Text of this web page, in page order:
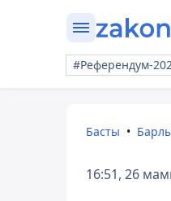
#Референдум-
Басты
16:51, 26